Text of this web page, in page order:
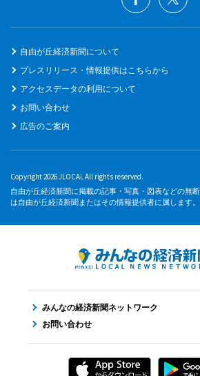
自由が丘経済新聞について
プレスリリース・情報提供はこちらから
アクセスデータの利用について
お問い合わせ
広告のご案内
Copyright 2026 JLOCAL All rights reserved.
自由が丘経済新聞に掲載の記事・写真・図表などの無
は自由が丘経済新聞またはその情報提供者に属します。
みんなの経済新聞ネットワーク
お問い合わせ